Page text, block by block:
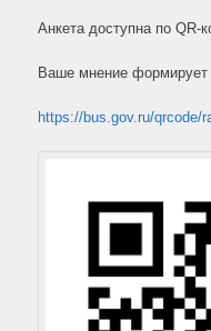
Анкета доступна по QR-
Ваше мнение формирует
https://bus.gov.ru/qrcode/